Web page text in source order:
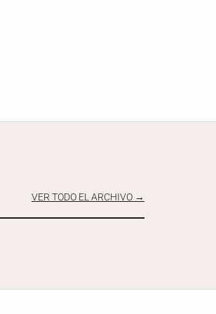
VER TODO EL ARCHIVO →